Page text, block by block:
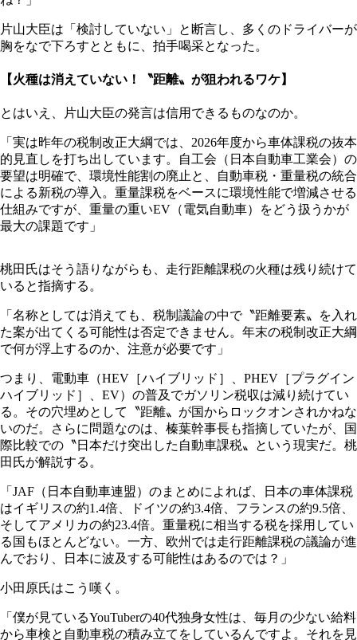
片山大臣は「検討していない」と断言し、多くのドライバーが
胸をなで下ろすとともに、拍手喝采となった。
【火種は消えていない！〝距離〟が狙われるワケ】
とはいえ、片山大臣の発言は信用できるものなのか。
「実は昨年の税制改正大綱では、2026年度から車体課税の抜本
的見直しを打ち出しています。自工会（日本自動車工業会）の
要望は明確で、環境性能割の廃止と、自動車税・重量税の統合
による新税の導入。重量課税をベースに環境性能で増減させる
仕組みですが、重量の重いEV（電気自動車）をどう扱うかが
最大の課題です」
桃田氏はそう語りながらも、走行距離課税の火種は残り続けて
いると指摘する。
「名称としては消えても、税制議論の中で〝距離要素〟を入れ
た案が出てくる可能性は否定できません。年末の税制改正大綱
で何が浮上するのか、注意が必要です」
つまり、電動車（HEV［ハイブリッド］、PHEV［プラグイン
ハイブリッド］、EV）の普及でガソリン税収は減り続けてい
る。その穴埋めとして〝距離〟が国からロックオンされかねな
いのだ。さらに問題なのは、榛葉幹事長も指摘していたが、国
際比較での〝日本だけ突出した自動車課税〟という現実だ。桃
田氏が解説する。
「JAF（日本自動車連盟）のまとめによれば、日本の車体課税
はイギリスの約1.4倍、ドイツの約3.4倍、フランスの約9.5倍、
そしてアメリカの約23.4倍。重量税に相当する税を採用してい
る国もほとんどない。一方、欧州では走行距離課税の議論が進
んでおり、日本に波及する可能性はあるのでは？」
小田原氏はこう嘆く。
「僕が見ているYouTuberの40代独身女性は、毎月の少ない給料
から車検と自動車税の積み立てをしているんですよ。それを見